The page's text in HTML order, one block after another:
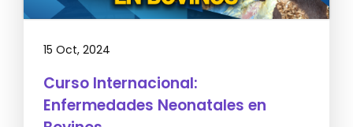
15 Oct, 2024
Curso Internacional:
Enfermedades Neonatales en